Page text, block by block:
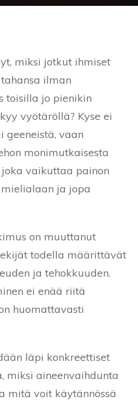
miksi jotkut ihmiset
ilman
toisilla jo pienikin
vyötäröllä? Kyse ei
geeneistä, vaan
monimutkaisesta
vaikuttaa painon
ja jopa
on muuttanut
todella määrittävät
ja tehokkuuden.
ei enää riitä
huomattavasti
läpi konkreettiset
miksi aineenvaihdunta
mitä voit käytännössä